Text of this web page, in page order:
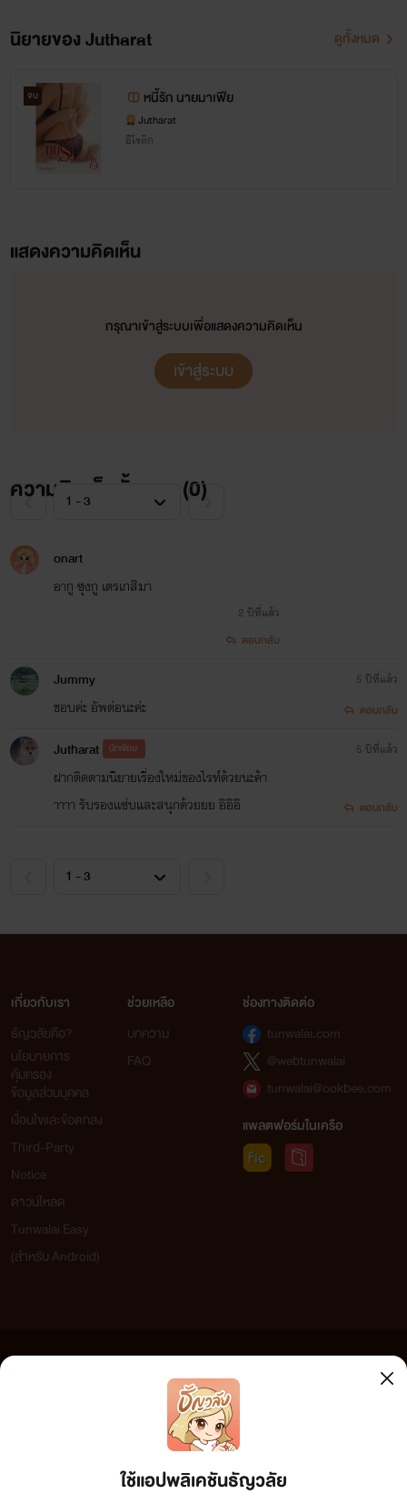
ก่อนอื่นไรท์ต้องขอขอบคุณสำหรับ
แรงสนับสนุนด้วยนะคะ
ผิดจรรยาบรรณ หรือว่าอะไรก็แล้วแต่
ไรท์ต้องขอโทษจริงๆนะคะ ที่อาจจะรู้
แต่ก็อยากให้รีดทุกคนอ่านเพื่อความ
สนุกสนาน
สร้างความบันเทิงให้กับตนเองเนาะ
อย่าไปซีเรียสมากมาย
ไรท์ทุกคนก็อยากสร้างผลงานของ
ถ้ายังไงก็ฝากติดตามผลงานกันด้วย
และตอนนี้ไรท์มีอีบุ๊คแล้ว ถ้าใคร
สนใจเก็บไว้อ่านก็เชิญเลยนะค้าา
Jutharat
นิยายของ Jutharat ดูทั้งหมด
จบ หนี้รัก นายมาเฟีย
Jutharat
อีโรติก
แสดงความคิดเห็น
กรุณาเข้าสู่ระบบเพื่อแสดงความคิดเห็น
เข้าสู่ระบบ
ความคิดเห็นทั้งหมด (0)
onart
อากู ซุงกู เตรเกสิมา
2 ปีที่แล้ว
ตอบกลับ
Jummy
ชอบค่ะ อัพต่อนะค่ะ
5 ปีที่แล้ว
ตอบกลับ
Jutharat นักเขียน
ฝากติดตามนิยายเรื่องใหม่ของไรท์ด้วยนะค้า
าาาา รับรองแซ่บและสนุกด้วยยย อิอิอิ
5 ปีที่แล้ว
ตอบกลับ
ใช้แอปพลิเคชันธัญวลัย
เกี่ยวกับเรา
ธัญวลัยคือ?
นโยบายการ
คุ้มครอง
ข้อมูลส่วนบุคคล
เงื่อนไขและข้อตกลง
Third-Party
Notice
ดาวน์โหลด
Tunwalai Easy
(สำหรับ Android)
ช่วยเหลือ
บทความ
FAQ
ช่องทางติดต่อ
tunwalai.com
@webtunwalai
tunwalai@ookbee.com
แพลตฟอร์มในเครือ
เว็บไซต์แห่งนี้ไม่ได้เห็นด้วยและไม่ขอรับผิดชอบต่อข้อความใดๆ ทั้งสิ้น ดังนั้นผู้อ่านทุกท่านโปรดใช้
วิจารณญาณในการกลั่นกรองด้วยตนเอง และหากท่านพบข้อความใดๆ ที่ขัดต่อกฎหมายและศีลธรรม
กรุณาแจ้งมาที่ tunwalai@ookbee.com เพื่อทีมงานจะได้ดำเนินการในทันที ทั้งนี้ ทางเว็บไซต์ขอสงวน
ลิขสิทธิ์ตามพระราชบัญญัติลิขสิทธิ์ (ฉบับเพิ่มเติม) พ.ศ.2558